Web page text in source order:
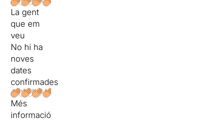
La gent
que em
veu
No hi ha
noves
dates
confirmades
Més
informació